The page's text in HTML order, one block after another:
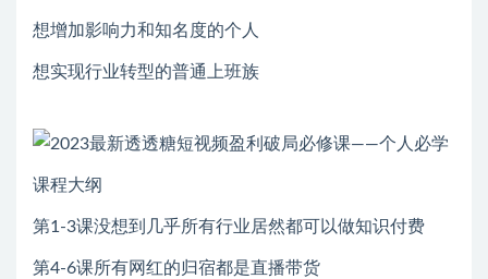
想增加影响力和知名度的个人
想实现行业转型的普通上班族
课程大纲
第1-3课没想到几乎所有行业居然都可以做知识付费
第4-6课所有网红的归宿都是直播带货